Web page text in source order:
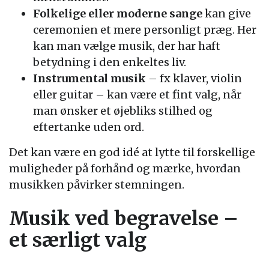
Folkelige eller moderne sangekan give
ceremonien et mere personligt præg. Her
kan man vælge musik, der har haft
betydning i den enkeltes liv.
Instrumental musik – fx klaver, violin
eller guitar – kan være et fint valg, når
man ønsker et øjebliks stilhed og
eftertanke uden ord.
Det kan være en god idé at lytte til forskellige
muligheder på forhånd og mærke, hvordan
musikken påvirker stemningen.
Musik ved begravelse –
et særligt valg